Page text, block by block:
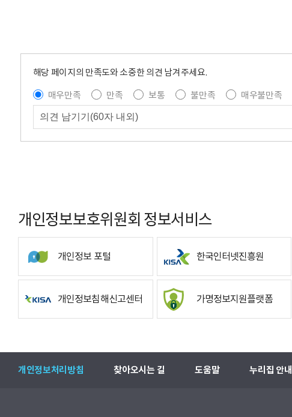
해당 페이지의 만족도와 소중한 의견 남겨주세요.
매우만족
만족 보통 불만족 매우불만족
개인정보보호위원회 정보서비스
개인정보 포털 한국인터넷진흥원
개인정보침해신고센터 가명정보지원플랫폼
개인정보처리방침 찾아오시는 길 도움말 누리집 안내